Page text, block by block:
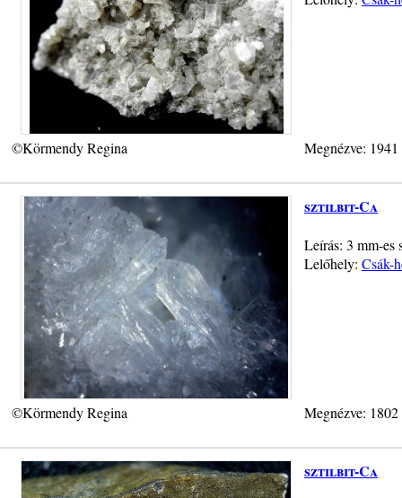
©Körmendy Regina Megnézve:
sztilbit-Ca
Leírás: 3 mm-es
Lelőhely: Csák-
©Körmendy Regina Megnézve:
sztilbit-Ca